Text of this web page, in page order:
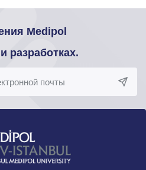
Medipol
разработках.